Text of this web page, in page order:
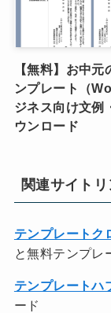
【無料】お中元
ンプレート（
ジネス向け文例
ウンロード
関連サイトリ
テンプレートク
と無料テンプレ
テンプレートハ
ード